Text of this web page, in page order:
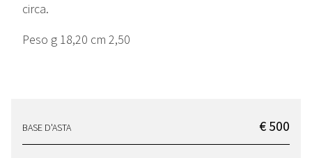
circa.
Peso g 18,20 cm 2,50
BASE D'ASTA € 500